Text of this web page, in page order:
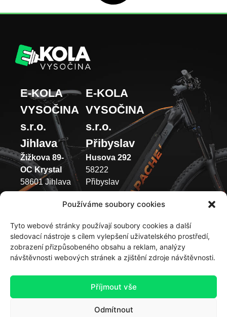
Používáme soubory cookies
Tyto webové stránky používají soubory cookies a další
sledovací nástroje s cílem vylepšení uživatelského prostředí,
zobrazení přizpůsobeného obsahu a reklam, analýzy
návštěvnosti webových stránek a zjištění zdroje návštěvnosti.
Příjmout vše
Odmítnout
E-KOLA
VYSOČINA
s.r.o.
Jihlava
Žižkova 89-
OC Krystal
58601 Jihlava
(+420) 733 371
Pondělí –
Pátek 9:00 –
12:00 | 13:00
E-KOLA
VYSOČINA
s.r.o.
Přibyslav
Husova 292
58222
Přibyslav
(+420) 737 433
Pondělí –
Pátek 9:00 –
12:00 | 13:00
Sobota: 9:00 –
12:00
Neděle: